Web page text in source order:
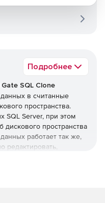
Подробнее
Gate SQL Clone
в считанные
пространства.
SQL Server, при этом
дискового пространства
работает так же,
редактировать,